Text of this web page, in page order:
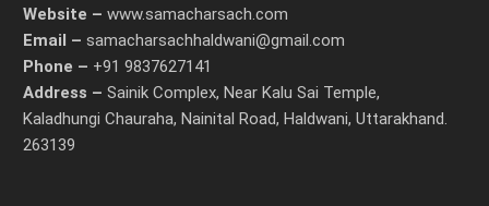
Website – www.samacharsach.com
Email – samacharsachhaldwani@gmail.com
Phone – +91 9837627141
Address – Sainik Complex, Near Kalu Sai Temple,
Kaladhungi Chauraha, Nainital Road, Haldwani, Uttarakhand.
263139